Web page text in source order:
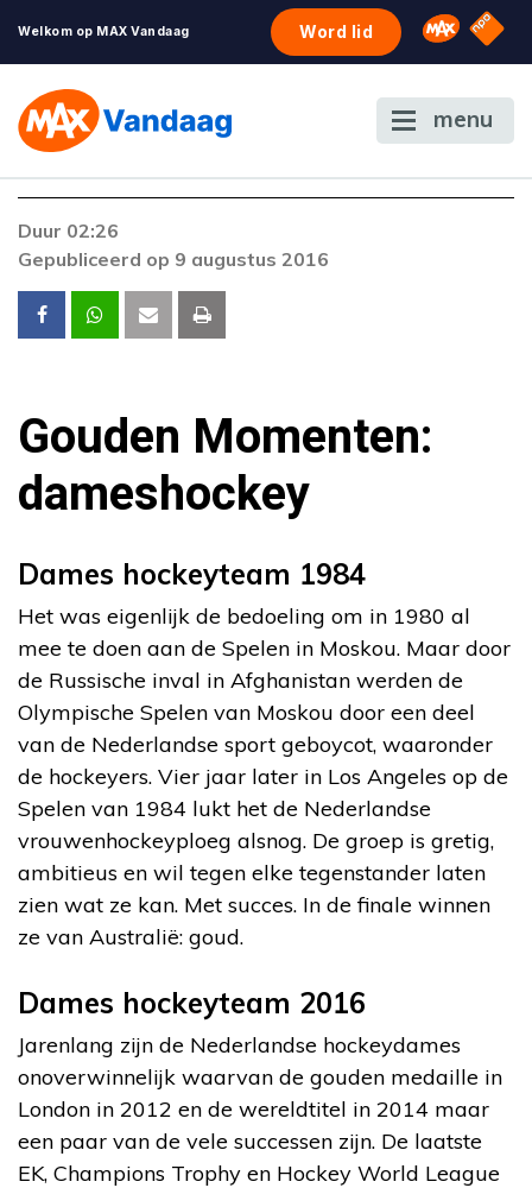
Welkom op MAX Vandaag Word lid Omroep
NPO
menu
Duur 02:26
Gepubliceerd op 9 augustus 2016
Gouden Momenten:
dameshockey
Dames hockeyteam 1984
Het was eigenlijk de bedoeling om in 1980 al
mee te doen aan de Spelen in Moskou. Maar door
de Russische inval in Afghanistan werden de
Olympische Spelen van Moskou door een deel
van de Nederlandse sport geboycot, waaronder
de hockeyers. Vier jaar later in Los Angeles op de
Spelen van 1984 lukt het de Nederlandse
vrouwenhockeyploeg alsnog. De groep is gretig,
ambitieus en wil tegen elke tegenstander laten
zien wat ze kan. Met succes. In de finale winnen
ze van Australië: goud.
Dames hockeyteam 2016
Jarenlang zijn de Nederlandse hockeydames
onoverwinnelijk waarvan de gouden medaille in
London in 2012 en de wereldtitel in 2014 maar
een paar van de vele successen zijn. De laatste
EK, Champions Trophy en Hockey World League